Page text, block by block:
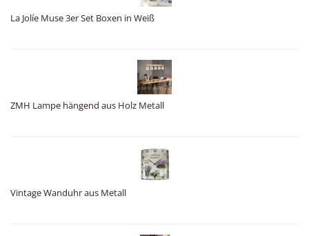
La Jolíe Muse 3er Set Boxen in Weiß
ZMH Lampe hängend aus Holz Metall
Vintage Wanduhr aus Metall